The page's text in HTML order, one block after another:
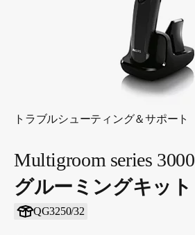
トラブルシューティング＆サポート
Multigroom series 3000
グルーミングキット
QG3250/32